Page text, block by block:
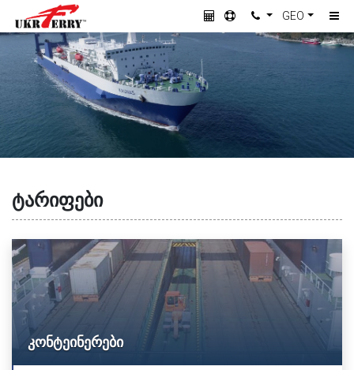
GEO
ᲢᲐᲠᲘᲤᲔᲑᲘ
კონტეინერები